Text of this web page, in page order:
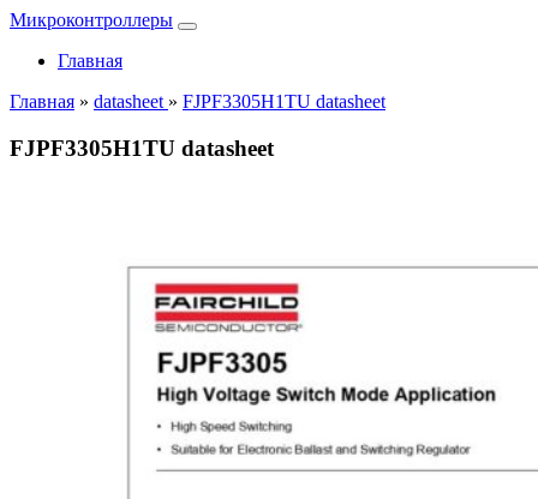
Микроконтроллеры
Главная
Главная » datasheet » FJPF3305H1TU datasheet
FJPF3305H1TU datasheet